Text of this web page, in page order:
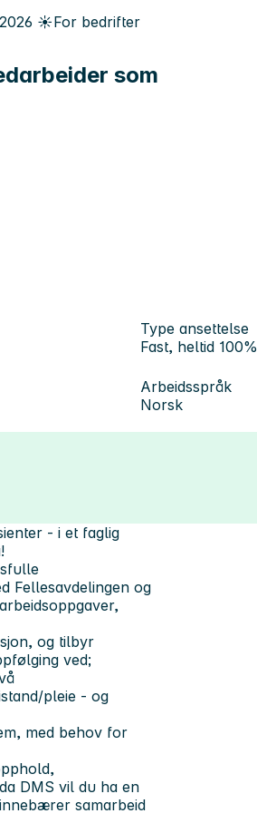
2026 ☀️For bedrifter
som
Type ansettelse
Fast, heltid 100%
Arbeidsspråk
Norsk
- i et faglig
Fellesavdelingen og
og tilbyr
ved;
pleie - og
med behov for
DMS vil du ha en
samarbeid